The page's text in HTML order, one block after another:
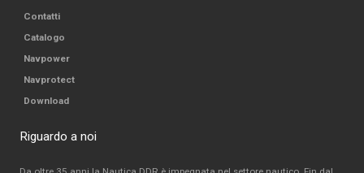
Contatti
Catalogo
Navpower
Navprotect
Download
Riguardo a noi